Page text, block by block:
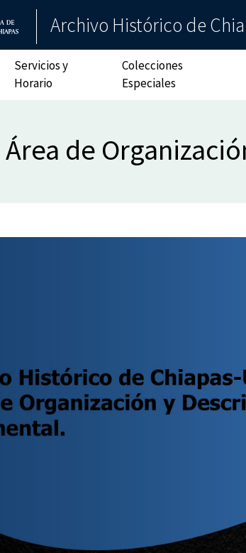
Archivo Histórico de
Servicios y
Horario
Colecciones
Especiales
Área de